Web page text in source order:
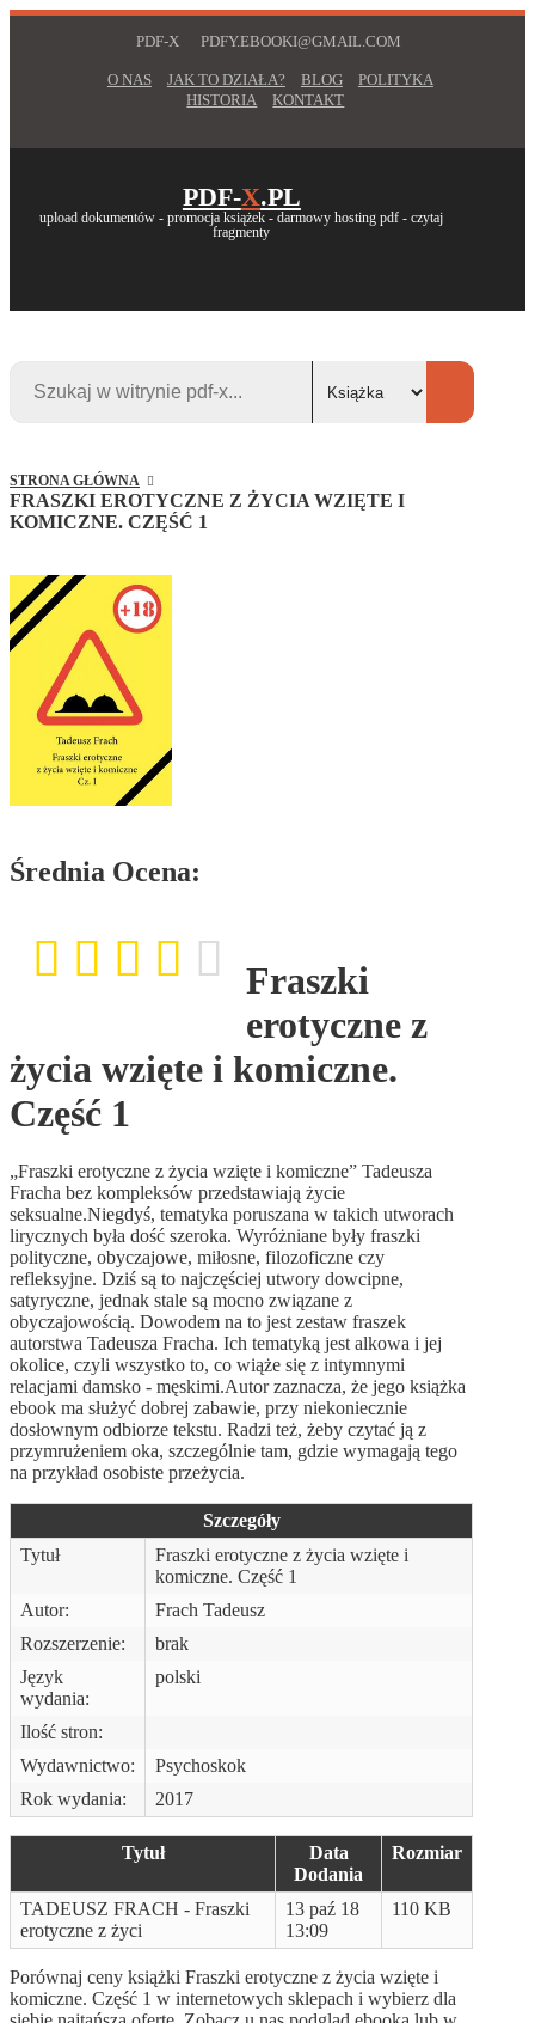
PDF-X PDFY.EBOOKI@GMAIL.COM
O NAS JAK TO DZIAŁA? BLOG
POLITYKA
HISTORIA
KONTAKT
PDF-X.PL
upload dokumentów - promocja książek - darmowy hosting pdf - czytaj
fragmenty
STRONA GŁÓWNA
FRASZKI EROTYCZNE Z ŻYCIA WZIĘTE I
KOMICZNE. CZĘŚĆ 1
Średnia Ocena:
Fraszki
erotyczne z
życia wzięte i komiczne.
Część 1
„Fraszki erotyczne z życia wzięte i komiczne” Tadeusza
Fracha bez kompleksów przedstawiają życie
seksualne.Niegdyś, tematyka poruszana w takich utworach
lirycznych była dość szeroka. Wyróżniane były fraszki
polityczne, obyczajowe, miłosne, filozoficzne czy
refleksyjne. Dziś są to najczęściej utwory dowcipne,
satyryczne, jednak stale są mocno związane z
obyczajowością. Dowodem na to jest zestaw fraszek
autorstwa Tadeusza Fracha. Ich tematyką jest alkowa i jej
okolice, czyli wszystko to, co wiąże się z intymnymi
relacjami damsko - męskimi.Autor zaznacza, że jego książka
ebook ma służyć dobrej zabawie, przy niekoniecznie
dosłownym odbiorze tekstu. Radzi też, żeby czytać ją z
przymrużeniem oka, szczególnie tam, gdzie wymagają tego
na przykład osobiste przeżycia.
Szczegóły
Tytuł
Fraszki erotyczne z życia wzięte i
komiczne. Część 1
Autor:
Frach Tadeusz
Rozszerzenie:
brak
Język
wydania:
polski
Ilość stron:
Wydawnictwo:
Psychoskok
Rok wydania:
2017
Tytuł
Data
Dodania
Rozmiar
TADEUSZ FRACH - Fraszki
erotyczne z życi
13 paź 18
13:09
110 KB
Porównaj ceny książki Fraszki erotyczne z życia wzięte i
komiczne. Część 1 w internetowych sklepach i wybierz dla